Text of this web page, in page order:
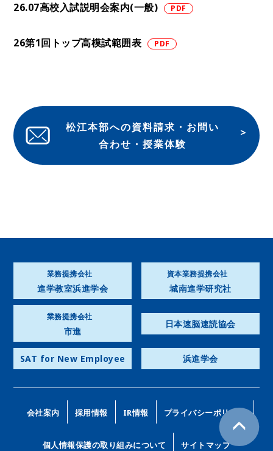
26.07高校入試説明会案内(一般)
26第1回トップ高模試範囲表
松江本部への資料請求・お問い
合わせ・授業体験
業務提携会社
進学教室浜進学会
資本業務提携会社
城南進学研究社
業務提携会社
市進
日本速脳速読協会
SAT for New Employee 浜進学会
会社案内 採用情報 IR情報 プライバシーポリシー
個人情報保護の取り組みについて サイトマップ